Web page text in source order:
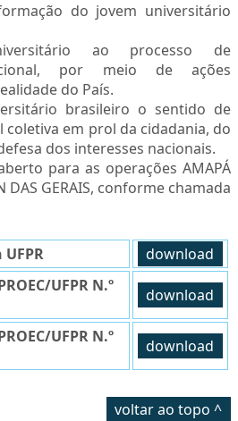
do jovem universitário
ao processo de
por meio de ações
do País.
brasileiro o sentido de
coletiva em prol da cidadania, do
dos interesses nacionais.
para as operações AMAPÁ
DAS GERAIS, conforme chamada
download
UFPR N.º
download
UFPR N.º
download
voltar ao topo ^